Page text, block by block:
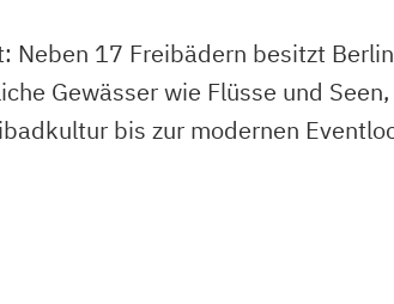
17 Freibädern besitzt
Gewässer wie Flüsse und
bis zur modernen